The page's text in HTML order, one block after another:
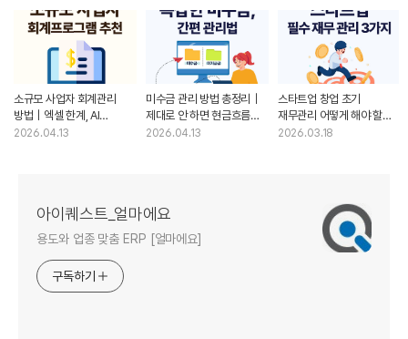
소규모 사업자 회계관리
방법｜엑셀 한계, AI
얼마경리로 자동화하는 방법
2026.04.13
미수금 관리 방법 총정리｜
제대로 안 하면 현금흐름
무너지는 이유
2026.04.13
스타트업 창업 초기
재무관리 어떻게 해야 할까?
반드시 챙겨야 할 3가지
2026.03.18
아이퀘스트_얼마에요
용도와 업종 맞춤 ERP [얼마에요]
구독하기